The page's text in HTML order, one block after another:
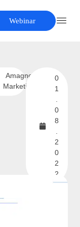
Webinar
Amagno
Marketing
0
1
0
8
2
0
2
2